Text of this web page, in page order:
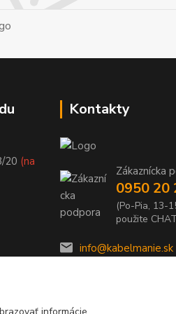
20 (na
Kontakty
Zákaznícka
0950 20
(Po-Pia, 13-
použite
info@kabelmanie.sk